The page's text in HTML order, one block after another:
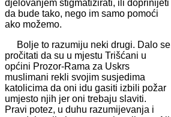
djelovanjem stigmatizirati, ili doprinijeti
da bude tako, nego im samo pomoći
ako možemo.
Bolje to razumiju neki drugi. Dalo se
pročitati da su u mjestu Trišćani u
općini Prozor-Rama za Uskrs
muslimani rekli svojim susjedima
katolicima da oni idu gasiti izbili požar
umjesto njih jer oni trebaju slaviti.
Pravi potez, u duhu razumijevanja i